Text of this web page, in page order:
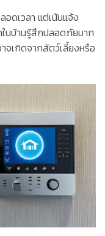
อดเวลา แต่เน้นแจ้ง
ในบ้านรู้สึกปลอดภัยมาก
เกิดจากสัตว์เลี้ยงหรือ